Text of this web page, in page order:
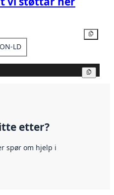
LD
etter?
spør om hjelp i